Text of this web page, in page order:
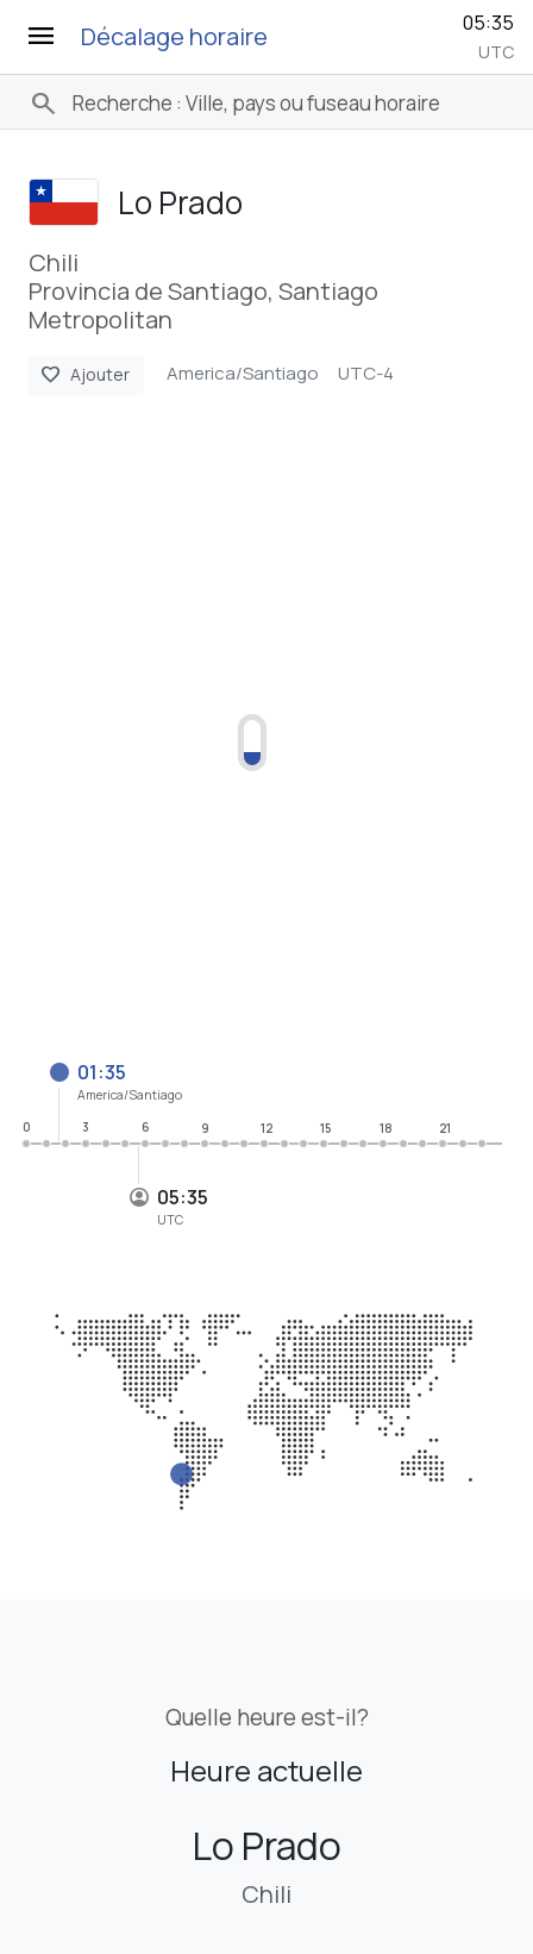
menu Décalage horaire 05:35
UTC
search
Lo Prado
Chili
Provincia de Santiago, Santiago
Metropolitan
favorite Ajouter America/Santiago UTC-4
05:35
UTC
01:35
America/Santiago
0
3 6 9 12 15 18 21
Quelle heure est-il?
Heure actuelle
Lo Prado
Chili